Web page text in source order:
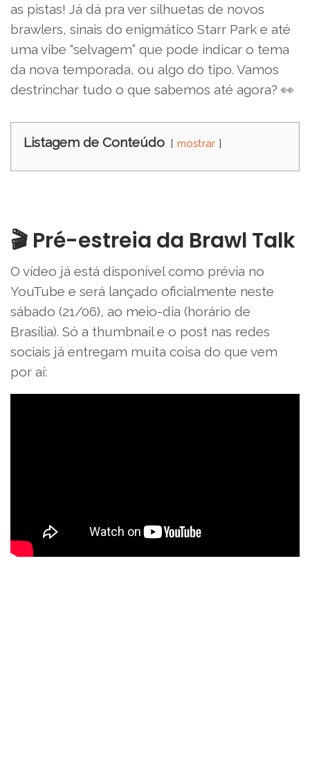
as pistas! Já dá pra ver silhuetas de novos
brawlers, sinais do enigmático Starr Park e até
uma vibe “selvagem” que pode indicar o tema
da nova temporada, ou algo do tipo. Vamos
destrinchar tudo o que sabemos até agora? 👀
Listagem de Conteúdo mostrar
🎬 Pré-estreia da Brawl Talk
O vídeo já está disponível como prévia no
YouTube e será lançado oficialmente neste
sábado (21/06), ao meio-dia (horário de
Brasília). Só a thumbnail e o post nas redes
sociais já entregam muita coisa do que vem
por aí: